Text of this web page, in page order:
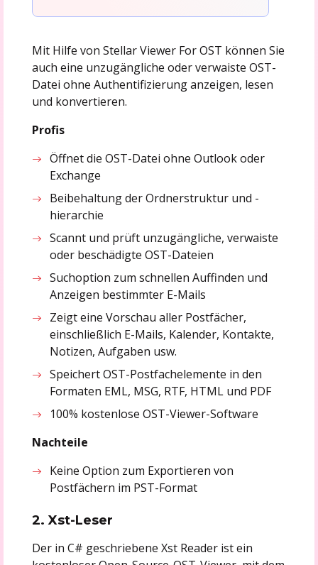
Mit Hilfe von Stellar Viewer For OST können Sie
auch eine unzugängliche oder verwaiste OST-
Datei ohne Authentifizierung anzeigen, lesen
und konvertieren.
Profis
Öffnet die OST-Datei ohne Outlook oder
Exchange
Beibehaltung der Ordnerstruktur und -
hierarchie
Scannt und prüft unzugängliche, verwaiste
oder beschädigte OST-Dateien
Suchoption zum schnellen Auffinden und
Anzeigen bestimmter E-Mails
Zeigt eine Vorschau aller Postfächer,
einschließlich E-Mails, Kalender, Kontakte,
Notizen, Aufgaben usw.
Speichert OST-Postfachelemente in den
Formaten EML, MSG, RTF, HTML und PDF
100% kostenlose OST-Viewer-Software
Nachteile
Keine Option zum Exportieren von
Postfächern im PST-Format
2. Xst-Leser
Der in C# geschriebene Xst Reader ist ein